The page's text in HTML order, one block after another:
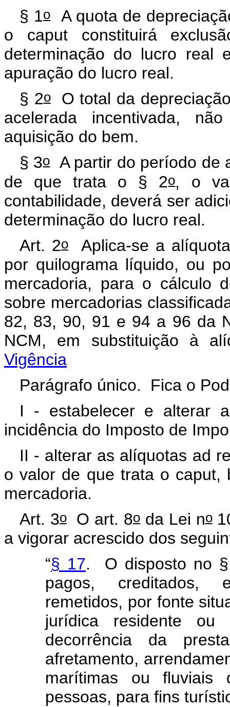
§ 1oA quota de
o caput constituirá
determinação do lucro real
apuração do lucro real.
§ 2oO total da
acelerada incentivada,
aquisição do bem.
§ 3oA partir do período de
de que trata o § 2o, o
contabilidade, deverá ser
determinação do lucro real.
Art. 2oAplica-se a
por quilograma líquido, ou
mercadoria, para o cálculo
sobre mercadorias
82, 83, 90, 91 e 94 a 96 da
NCM, em substituição à
Vigência
Parágrafo único. Fica o
I - estabelecer e alterar
incidência do Imposto de
II - alterar as alíquotas ad
o valor de que trata o caput,
mercadoria.
Art. 3oO art. 8o da Lei no
a vigorar acrescido dos
“§ 17. O disposto no
pagos, creditados,
remetidos, por fonte
jurídica residente ou
decorrência da
afretamento,
marítimas ou fluviais
pessoas, para fins